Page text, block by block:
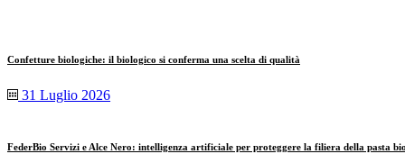
Confetture biologiche: il biologico si conferma una scelta di qualità
31 Luglio 2026
FederBio Servizi e Alce Nero: intelligenza artificiale per proteggere la filiera della pasta